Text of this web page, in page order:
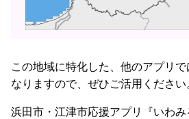
この地域に特化した、他のアプリ
なりますので、ぜひご活用ください
浜田市・江津市応援アプリ『いわ